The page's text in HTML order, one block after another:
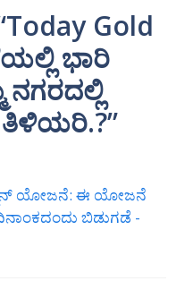
Gold
ಭಾರಿ
ನಗರದಲ್ಲಿ
ತಿಳಿಯರಿ.?”
ಯೋಜನೆ: ಈ ಯೋಜನೆ
ಬಿಡುಗಡೆ -